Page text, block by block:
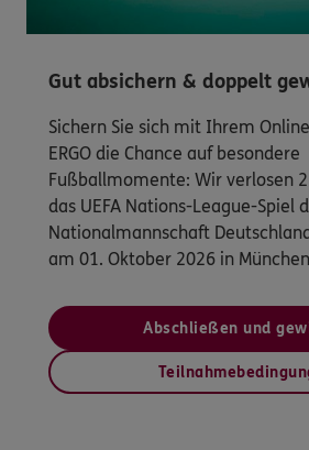
Gut absichern & doppelt
Sichern Sie sich mit Ihrem
ERGO die Chance auf besondere
Fußballmomente: Wir verlosen
das UEFA Nations-League-Spiel
Nationalmannschaft
am 01. Oktober 2026 in
Abschließen und